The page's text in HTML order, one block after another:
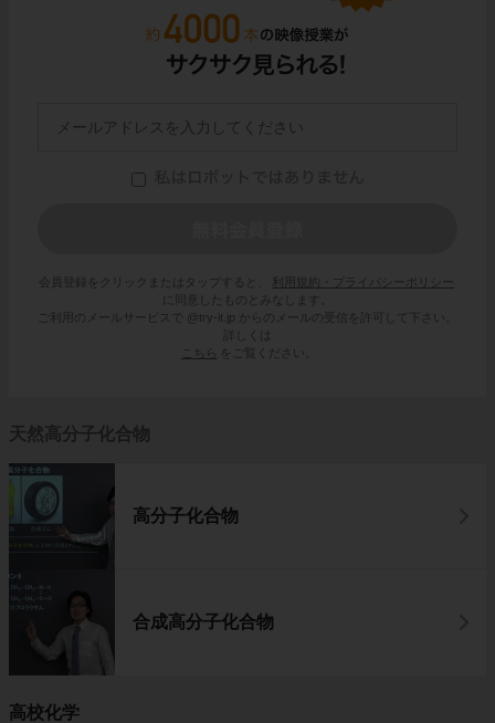
会員登録をクリックまたはタップすると、
利用規約・プライバシーポリシー
に同意したものとみなします。
ご利用のメールサービスで @try-it.jp からのメールの受信を許可して下さい。
詳しくは
こちら
をご覧ください。
天然高分子化合物
高分子化合物
合成高分子化合物
高校化学